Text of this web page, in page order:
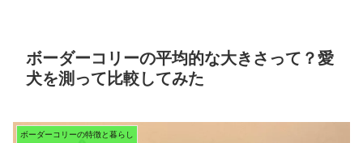
ボーダーコリーの平均的な大きさって？愛
犬を測って比較してみた
ボーダーコリーの特徴と暮らし